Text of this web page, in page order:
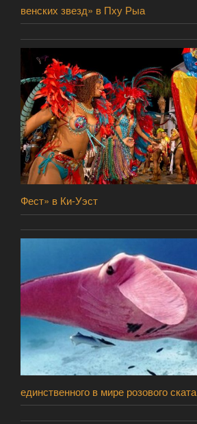
венских звезд» в Пху Рыа
Фест» в Ки-Уэст
единственного в мире розового ската